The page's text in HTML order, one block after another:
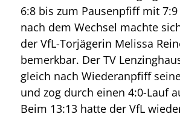
6:8 bis zum Pausenpfiff mit
nach dem Wechsel machte
der VfL-Torjägerin Melissa
bemerkbar. Der TV
gleich nach Wiederanpfiff
und zog durch einen 4:0-Lauf
Beim 13:13 hatte der VfL